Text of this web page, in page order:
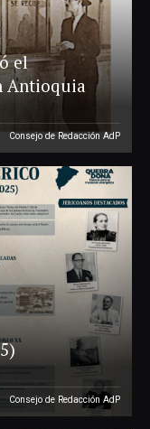
el
Antioquia
Consejo de Redacción AdP
Consejo de Redacción AdP